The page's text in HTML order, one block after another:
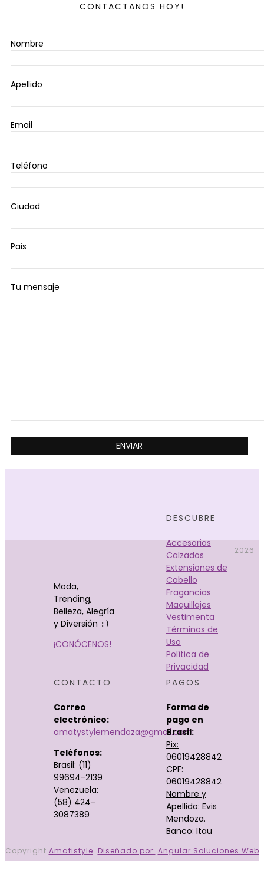
CONTACTANOS HOY!
Nombre
Apellido
Email
Teléfono
Ciudad
Pais
Tu mensaje
Moda,
Trending,
Belleza, Alegría
y Diversión :)
¡CONÓCENOS!
DESCUBRE
Accesorios
Calzados
Extensiones de
Cabello
Fragancias
Maquillajes
Vestimenta
Términos de
Uso
Política de
Privacidad
CONTACTO
Correo
electrónico:
amatystylemendoza@gmail.com
Teléfonos:
Brasil: (11)
99694-2139
Venezuela:
(58) 424-
3087389
PAGOS
Forma de
pago en
Brasil:
Pix:
06019428842
CPF:
06019428842
Nombre y
Apellido: Evis
Mendoza.
Banco: Itau
2026
Copyright Amatistyle. Diseñado por: Angular Soluciones Web